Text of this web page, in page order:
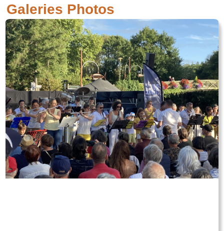
Galeries Photos